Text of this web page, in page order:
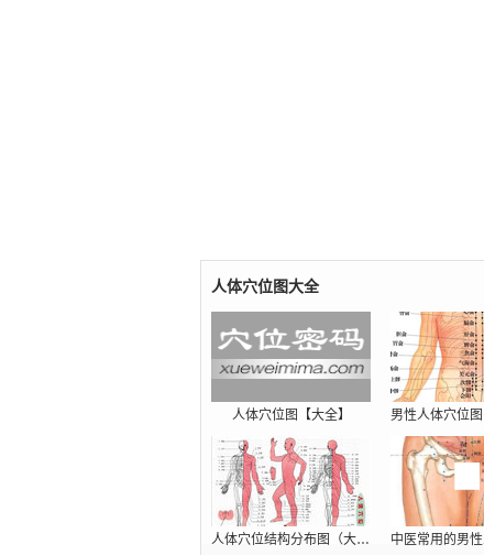
人体穴位图大全
人体穴位图【大全】
人体穴位结构分布图（大图）